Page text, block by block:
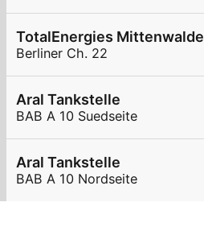
TotalEnergies Mittenwalde
Berliner Ch. 22
Aral Tankstelle
BAB A 10 Suedseite
Aral Tankstelle
BAB A 10 Nordseite